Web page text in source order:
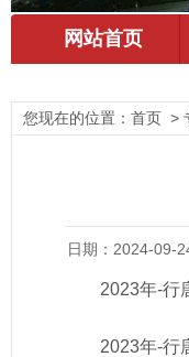
您现在的位置： 首页 >
日期：2024-09-
2023年-行
2023年-行